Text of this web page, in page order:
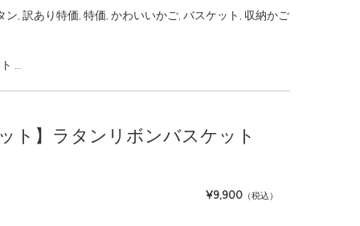
ン, 訳あり特価, 特価, かわいいかご, バスケット , 収納かご
…
ト】ラタンリボンバスケット
¥9,900 （税込）